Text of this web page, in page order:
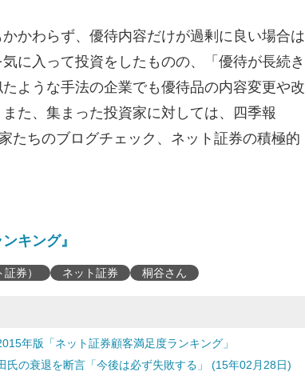
かわらず、優待内容だけが過剰に良い場合は
に入って投資をしたものの、「優待が長続き
ような手法の企業でも優待品の内容変更や改
た、集まった投資家に対しては、四季報
たちのブログチェック、ネット証券の積極的
キング』
券） ネット証券 桐谷さん
年版「ネット証券顧客満足度ランキング」
氏の衰退を断言「今後は必ず失敗する」 (15年02月28日)